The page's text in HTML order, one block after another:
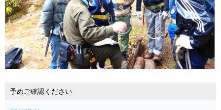
予めご確認ください